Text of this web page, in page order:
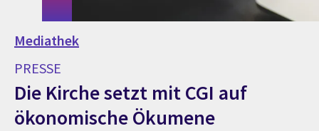
Mediathek
PRESSE
Die Kirche setzt mit CGI auf
ökonomische Ökumene